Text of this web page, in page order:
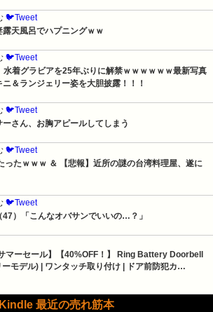
🐦Tweet
露天風呂でハプニングｗｗ
🐦Tweet
水着グラビアを25年ぶりに解禁ｗｗｗｗｗｗ最新写真
＆ランジェリー姿を大胆披露！！！
🐦Tweet
さん、お胸アピールしてしまう
🐦Tweet
ったｗｗｗ ＆ 【悲報】近所の謎の台湾料理屋、遂に
🐦Tweet
47）「こんなオバサンでいいの…？」
マーセール】【40%OFF！】 Ring Battery Doorbell
モデル) | ワンタッチ取り付け | ドア前防犯カ…
Kindle 最近の売れ筋本